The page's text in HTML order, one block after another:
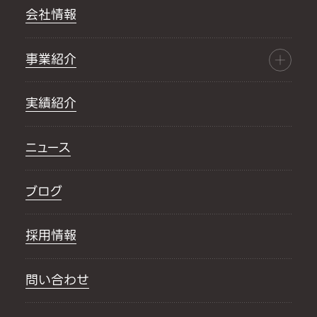
会社情報
事業紹介
実績紹介
ニュース
ブログ
採用情報
問い合わせ